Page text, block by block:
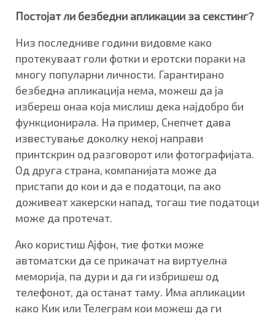
Постојат ли безбедни апликации за секстинг?
Низ последниве години видовме како
протекуваат голи фотки и еротски пораки на
многу популарни личности. Гарантирано
безбедна апликација нема, можеш да ја
избереш онаа која мислиш дека најдобро би
функционирала. На пример, Снепчет дава
известување доколку некој направи
принтскрин од разговорот или фотографијата.
Од друга страна, компанијата може да
пристапи до кои и да е податоци, па ако
доживеат хакерски напад, тогаш тие податоци
може да протечат.
Ако користиш Ајфон, тие фотки може
автоматски да се прикачат на виртуелна
меморија, па дури и да ги избришеш од
телефонот, да останат таму. Има апликации
како Кик или Телеграм кои можеш да ги